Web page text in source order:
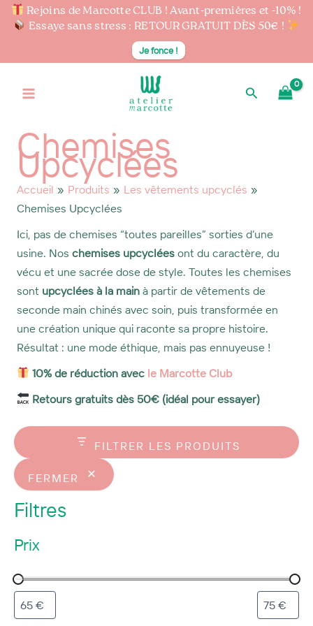
Rejoins de Marcotte CLUB ! Avant-premières et -10% !
Essaye sans stress : RETOUR GRATUIT DÈS 50€ !
Je fonce !
Rechercher
Chemises
Upcyclées
Accueil Produits
Les vêtements upcyclés
Chemises Upcyclées
Ici, pas de chemises “toutes pareilles” sorties d’une
usine. Nos chemises upcyclées ont du caractère, du
vécu et une sacrée dose de style. Toutes les chemises
sont upcyclées à la main à partir de vêtements de
seconde main chinés avec soin, puis transformée en
une création unique qui raconte sa propre histoire.
Résultat : une mode éthique, mais pas ennuyeuse !
10% de réduction avec le Marcotte Club
Retours gratuits dès 50€ (idéal pour essayer)
FILTRER LES PRODUITS
FERMER
Filtres
Prix